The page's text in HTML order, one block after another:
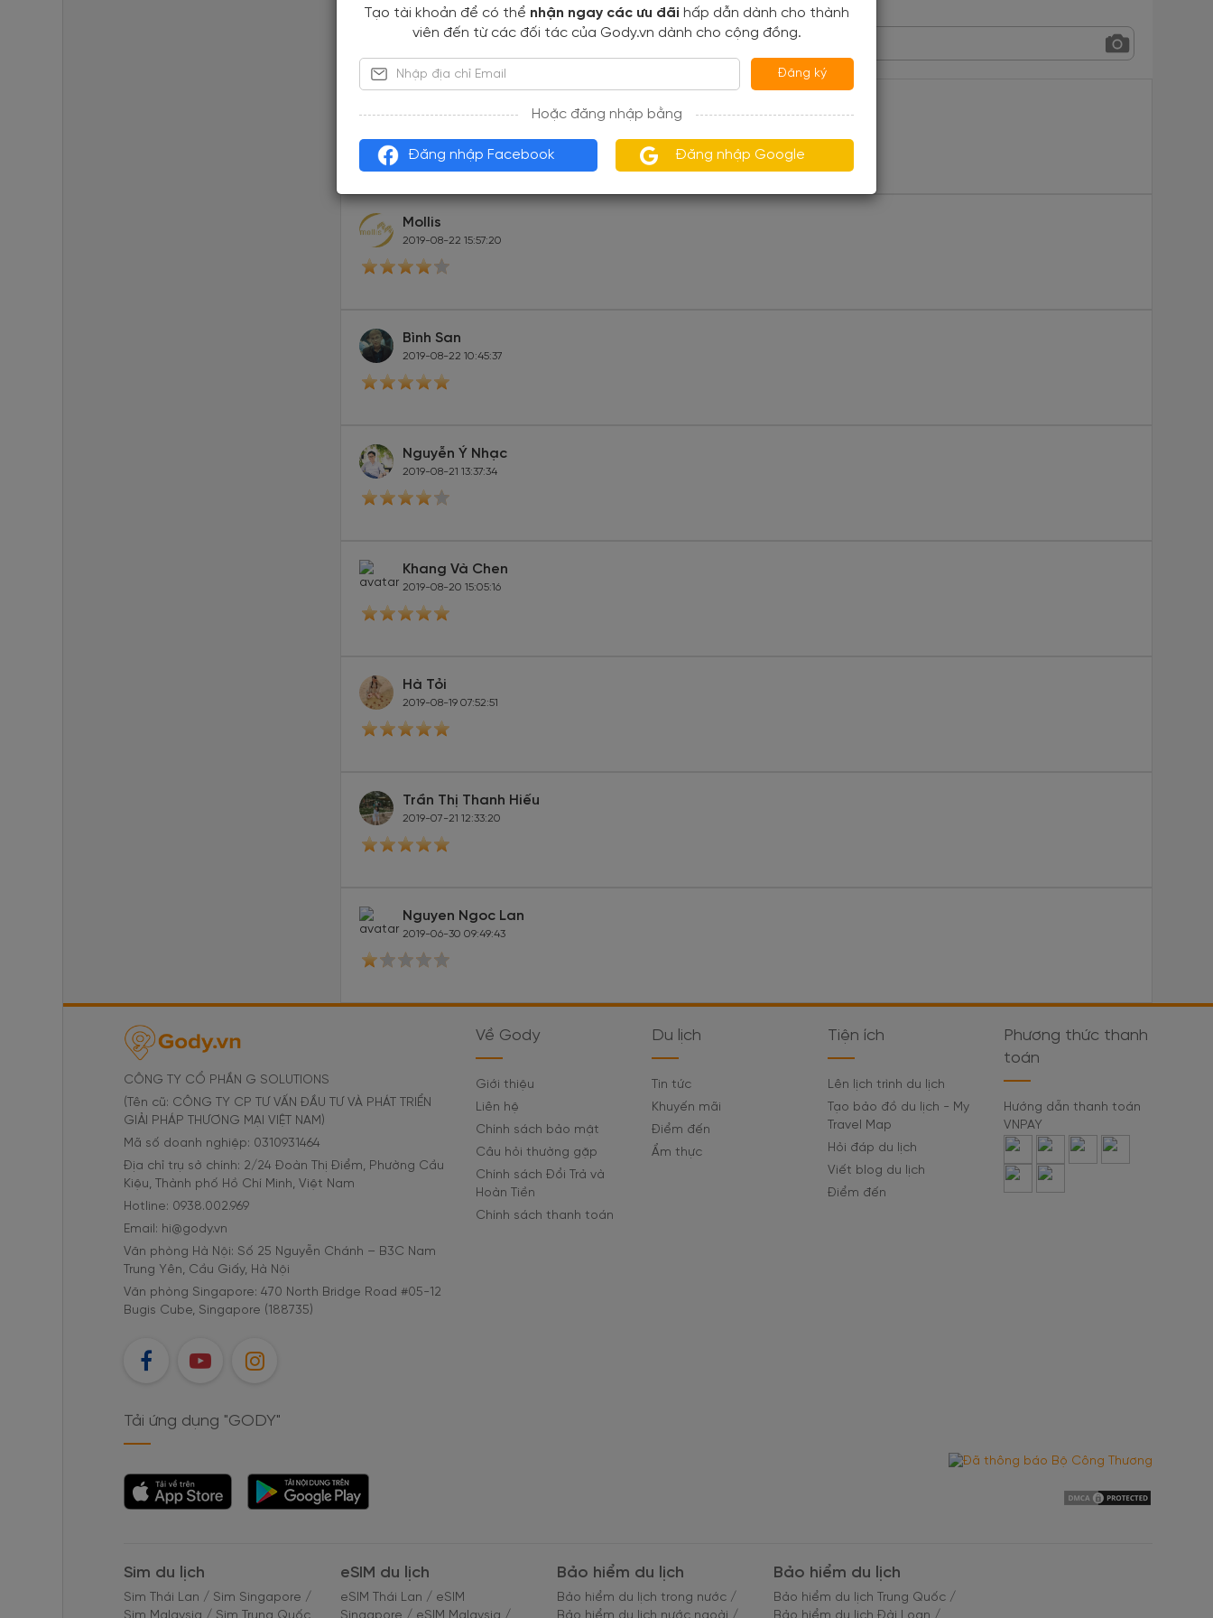
Mollis
2019-08-22 15:57:20
Bình San
2019-08-22 10:45:37
Nguyễn Ý Nhạc
2019-08-21 13:37:34
Khang Và Chen
2019-08-20 15:05:16
Hà Tỏi
2019-08-19 07:52:51
Trần Thị Thanh Hiếu
2019-07-21 12:33:20
Nguyen Ngoc Lan
2019-06-30 09:49:43
CÔNG TY CỔ PHẦN G SOLUTIONS
(Tên cũ: CÔNG TY CP TƯ VẤN ĐẦU TƯ VÀ PHÁT TRIỂN
GIẢI PHÁP THƯƠNG MẠI VIỆT NAM)
Mã số doanh nghiệp: 0310931464
Địa chỉ trụ sở chính: 2/24 Đoàn Thị Điểm, Phường Cầu
Kiệu, Thành phố Hồ Chí Minh, Việt Nam
Hotline: 0938.002.969
Email: hi@gody.vn
Văn phòng Hà Nội: Số 25 Nguyễn Chánh – B3C Nam
Trung Yên, Cầu Giấy, Hà Nội
Văn phòng Singapore: 470 North Bridge Road #05-12
Bugis Cube, Singapore (188735)
FB YT IG
Về Gody
Giới thiệu
Liên hệ
Chính sách bảo mật
Câu hỏi thường gặp
Chính sách Đổi Trả và
Hoàn Tiền
Chính sách thanh toán
Du lịch
Tin tức
Khuyến mãi
Điểm đến
Ẩm thực
Tiện ích
Lên lịch trình du lịch
Tạo bảo đồ du lịch - My
Travel Map
Hỏi đáp du lịch
Viết blog du lịch
Điểm đến
Phương thức thanh
toán
Hướng dẫn thanh toán
VNPAY
Tải ứng dụng "GODY"
Tải ứng dụng Tải ứng dụng
Sim du lịch
Sim Thái Lan / Sim Singapore /
eSIM du lịch
eSIM Thái Lan / eSIM
Bảo hiểm du lịch
Bảo hiểm du lịch trong nước /
Bảo hiểm du lịch
Bảo hiểm du lịch Trung Quốc /
Tạo tài khoản để có thể nhận ngay các ưu đãi hấp dẫn dành cho thành
viên đến từ các đối tác của Gody.vn dành cho cộng đồng.
Đăng ký
Hoặc đăng nhập bằng
Đăng nhập Facebook Đăng nhập Google